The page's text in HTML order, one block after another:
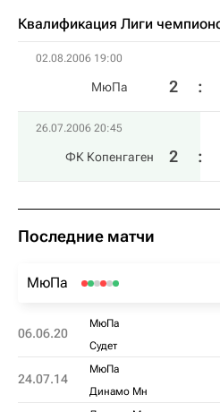
Квалификация Лиги
02.08.2006 19:00
МюПа 2 :
26.07.2006 20:45
ФК Копенгаген 2 :
Последние матчи
МюПа
06.06.20
МюПа
Судет
24.07.14
МюПа
Динамо Мн